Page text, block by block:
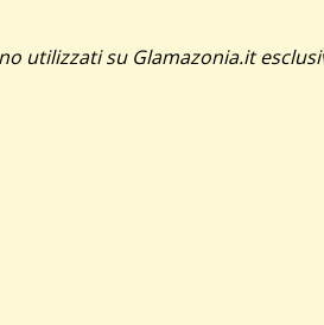
su Glamazonia.it